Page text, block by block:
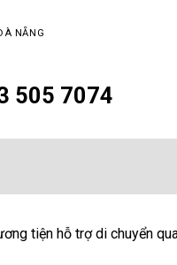
NẴNG
505 7074
tiện hỗ trợ di chuyển